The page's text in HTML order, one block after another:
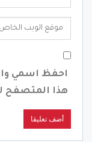
احفظ اسمي
هذا المتصفح